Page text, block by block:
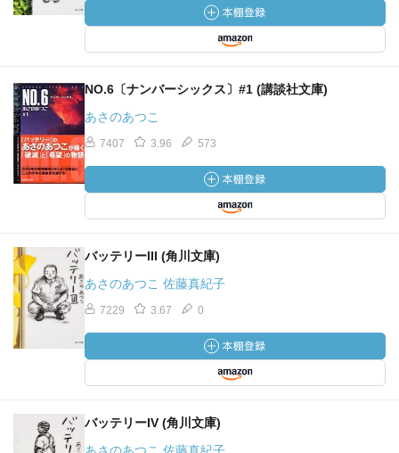
NO.6〔ナンバーシックス〕#1 (講談社文庫)
あさのあつこ
7407 3.96 573
バッテリーIII (角川文庫)
あさのあつこ 佐藤真紀子
7229 3.67 0
バッテリーIV (角川文庫)